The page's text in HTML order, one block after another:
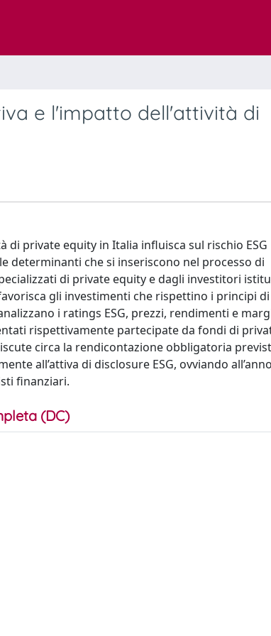
e l'impatto dell'attività di
di private equity in Italia influisca sul rischio ESG
determinanti che si inseriscono nel processo di
di private equity e dagli investitori
gli investimenti che rispettino i principi di
i ratings ESG, prezzi, rendimenti e
rispettivamente partecipate da fondi di
circa la rendicontazione obbligatoria
all’attiva di disclosure ESG, ovviando
finanziari.
(DC)